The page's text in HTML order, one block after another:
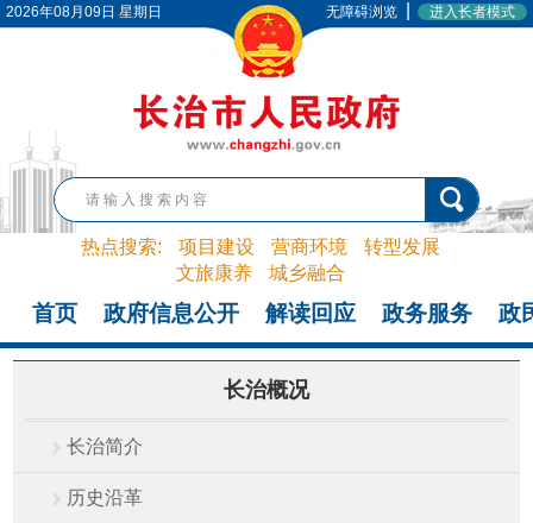
2026年08月09日 星期日 无障碍浏览 进入长者模式
热点搜索: 项目建设 营商环境
转型发展
文旅康养
城乡融合
首页 政府信息公开 解读回应 政务服务 政
长治概况
长治简介
历史沿革